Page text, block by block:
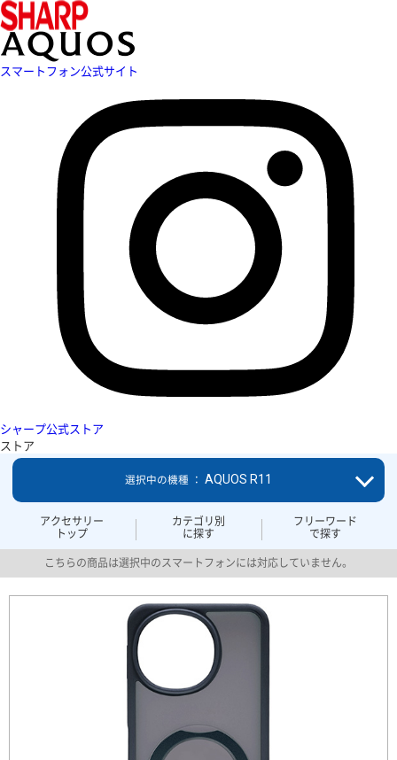
スマートフォン公式サイト
シャープ公式ストア
ストア
アクセサリー
トップ
カテゴリ別
に探す
フリーワード
で探す
選択中の機種 ： AQUOS R11
こちらの商品は選択中のスマートフォンには対応していません。